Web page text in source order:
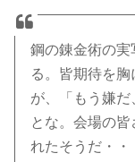
鋼の錬金術の
る。皆期待を
が、「もう嫌
とな。会場の
れたそうだ・・